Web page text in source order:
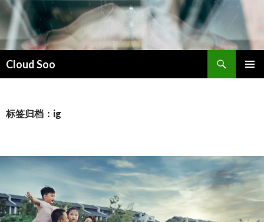
Cloud Soo
索
文
标签归档：ig